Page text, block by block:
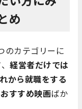
め
のカテゴリーに
経営者だけでは
から就職をする
すすめ映画ばか